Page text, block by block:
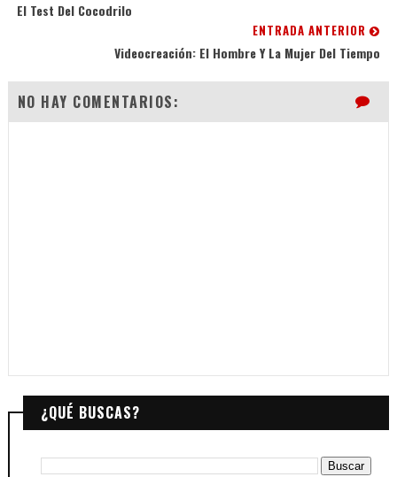
El Test Del Cocodrilo
ENTRADA ANTERIOR
Videocreación: El Hombre Y La Mujer Del Tiempo
NO HAY COMENTARIOS:
¿QUÉ BUSCAS?